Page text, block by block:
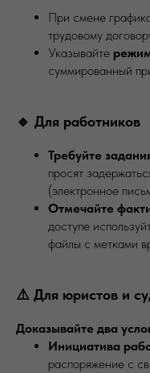
При смене
трудовому
Указывайте
суммированный
🔹 Для работников
Требуйте
просят
(электронное
Отмечайте
доступе
файлы с метками
⚠️ Для юристов и
Доказывайте два
Инициатива
распоряжение с